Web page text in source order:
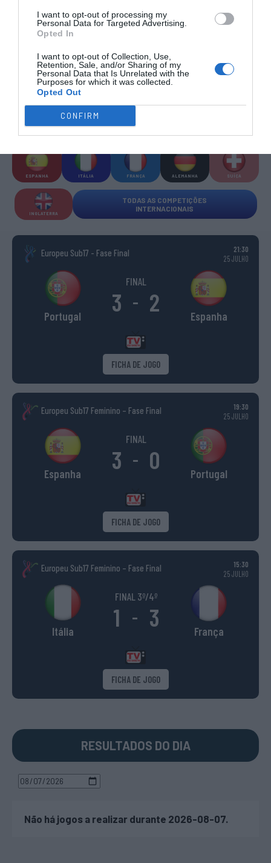
I want to opt-out of processing my
Personal Data for Targeted Advertising.
Opted In
I want to opt-out of Collection, Use,
Retention, Sale, and/or Sharing of my
Personal Data that Is Unrelated with the
Purposes for which it was collected.
Opted Out
CONFIRM
TORNEIOS 3x3 MASCULINO MASTERS
COMPETIÇÕES
NACIONAIS
COMPETIÇÕES INTERNACIONAIS
WSE MEN
WSE WOMEN
WSE CUP
ESPANHA ITÁLIA FRANÇA ALEMANHA SUÍÇA
INGLATERRA
TODAS AS COMPETIÇÕES
INTERNACIONAIS
Europeu Sub17 - Fase Final
21:30
25 JULHO
Portugal
FINAL
3 - 2 Espanha
FICHA DE JOGO
Europeu Sub17 Feminino – Fase Final
19:30
25 JULHO
Espanha
FINAL
3 - 0 Portugal
FICHA DE JOGO
Europeu Sub17 Feminino – Fase Final
15:30
25 JULHO
Itália
FINAL 3º/4º
1 - 3 França
FICHA DE JOGO
RESULTADOS DO DIA
Não há jogos a realizar durante 2026-08-07.